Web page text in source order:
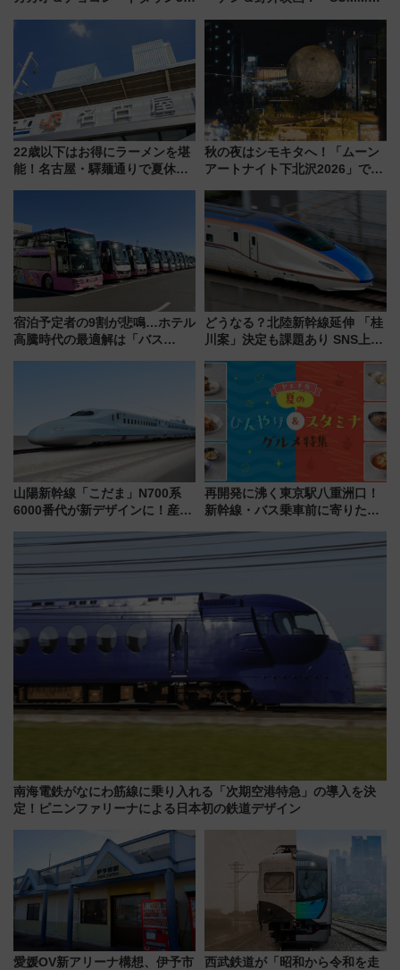
詰め放題を開催、ロイズタウン
駅からのアクセスも
ケジュール 夜風とビール、映画
を満喫！
22歳以下はお得にラーメンを堪
能！名古屋・驛麺通りで夏休み
秋の夜はシモキタへ！「ムーン
アートナイト下北沢2026」でイ
を満喫しよう
宿泊予定者の9割が悲鳴…ホテル
高騰時代の最適解は「バス
どうなる？北陸新幹線延伸 「桂
川案」決定も課題あり SNS上の
山陽新幹線「こだま」N700系
6000番代が新デザインに！産学
用は今冬から
再開発に沸く東京駅八重洲口！
新幹線・バス乗車前に寄りたい
やり＆スタミナグルメ」6選【新
店舗も！】
南海電鉄がなにわ筋線に乗り入れる「次期空港特急」の導入を決
定！ピニンファリーナによる日本初の鉄道デザイン
愛媛OV新アリーナ構想、伊予市
西武鉄道が「昭和から令和を走